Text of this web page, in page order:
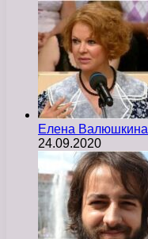
Елена Валюшкина
24.09.2020